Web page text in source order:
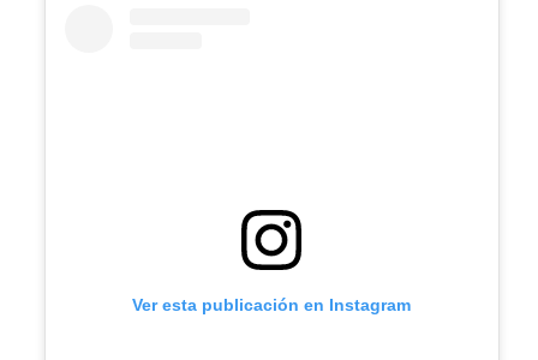
Ver esta publicación en Instagram